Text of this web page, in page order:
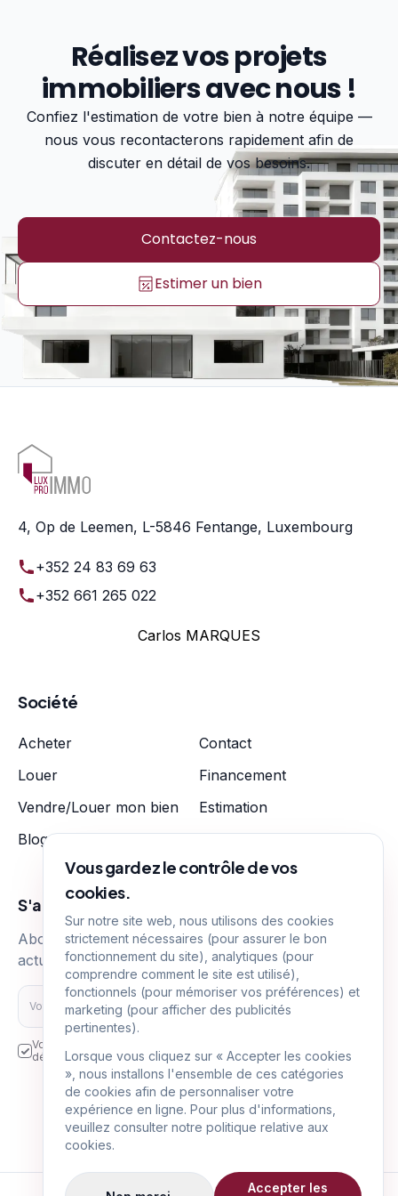
Réalisez vos projets
immobiliers avec nous !
Confiez l'estimation de votre bien à notre équipe —
nous vous recontacterons rapidement afin de
discuter en détail de vos besoins.
Contactez-nous
Estimer un bien
4, Op de Leemen, L-5846 Fentange, Luxembourg
+352 24 83 69 63
+352 661 265 022
Carlos MARQUES
Société
Acheter
Contact
Louer
Financement
Vendre/Louer mon bien
Estimation
Blog
Nos tarifs
S'abonner
Abonnez-vous pour recevoir nos dernières
actualités immobilières
Vos données personnelles sont transmises et utilisées aux fins
décrites dans la politique de confidentialité.
Suivez-nous sur
Vous gardez le contrôle de vos
cookies.
Sur notre site web, nous utilisons des cookies
strictement nécessaires (pour assurer le bon
fonctionnement du site), analytiques (pour
comprendre comment le site est utilisé),
fonctionnels (pour mémoriser vos préférences) et
marketing (pour afficher des publicités
pertinentes).
Lorsque vous cliquez sur « Accepter les cookies
», nous installons l'ensemble de ces catégories
de cookies afin de personnaliser votre
expérience en ligne. Pour plus d'informations,
veuillez consulter notre politique relative aux
cookies.
Accepter les